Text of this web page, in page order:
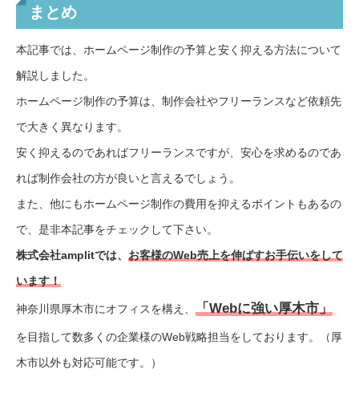
まとめ
本記事では、ホームページ制作の予算と安く抑える方法について
解説しました。
ホームページ制作の予算は、制作会社やフリーランスなど依頼先
で大きく異なります。
安く抑えるのであればフリーランスですが、安心を求めるのであ
れば制作会社の方が良いと言えるでしょう。
また、他にもホームページ制作の費用を抑えるポイントもあるの
で、是非本記事をチェックして下さい。
株式会社amplitでは、 お客様のWeb売上を伸ばすお手伝いをして
います！
神奈川県厚木市にオフィスを構え、 「Webに強い厚木市」
を目指して数多くの企業様のWeb戦略担当をしております。（厚
木市以外も対応可能です。）